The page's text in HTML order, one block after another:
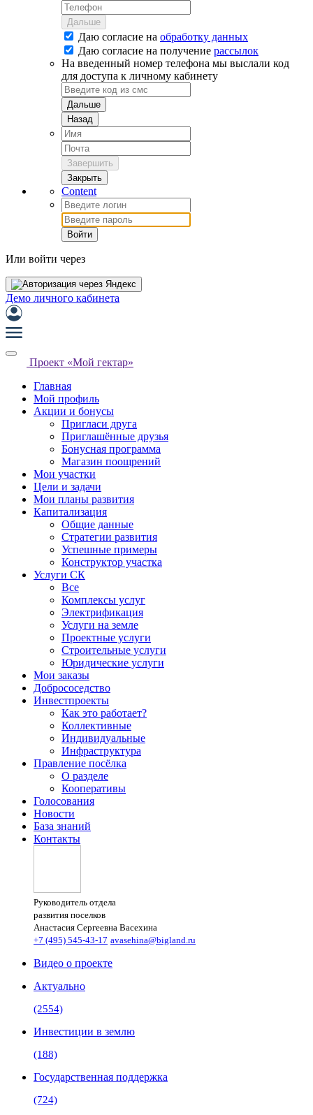
Дальше
Даю согласие на обработку данных
Даю согласие на получение рассылок
На введенный номер телефона мы выслали код
для доступа к личному кабинету
Дальше
Назад
Завершить
Закрыть
Content
Войти
Или войти через
Демо личного кабинета
Проект «Мой гектар»
Главная
Мой профиль
Акции и бонусы
Пригласи друга
Приглашённые друзья
Бонусная программа
Магазин поощрений
Мои участки
Цели и задачи
Мои планы развития
Капитализация
Общие данные
Стратегии развития
Успешные примеры
Конструктор участка
Услуги СК
Все
Комплексы услуг
Электрификация
Услуги на земле
Проектные услуги
Строительные услуги
Юридические услуги
Мои заказы
Добрососедство
Инвестпроекты
Как это работает?
Коллективные
Индивидуальные
Инфраструктура
Правление посёлка
О разделе
Кооперативы
Голосования
Новости
База знаний
Контакты
Руководитель отдела
развития поселков
Анастасия Сергеевна Васехина
+7 (495) 545-43-17 avasehina@bigland.ru
Видео о проекте
Актуально
(2554)
Инвестиции в землю
(188)
Государственная поддержка
(724)